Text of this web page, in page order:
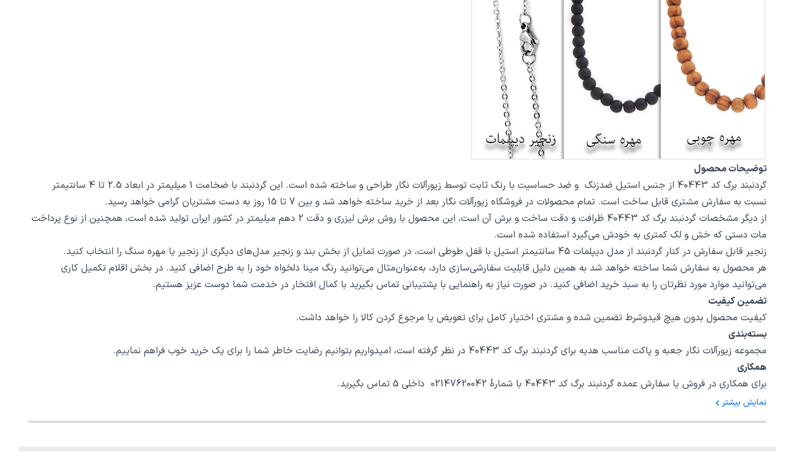
توضیحات محصول
گردنبند برگ کد 40443 از جنس استیل ضدزنگ و ضد حساسیت با رنگ ثابت توسط زیورآلات نگار طراحی و ساخته شده است. این گردنبند با ضخامت 1 میلیمتر در ابعاد 2.5 تا 4 سانتیمتر
نسبت به سفارش مشتری قابل ساخت است. تمام محصولات در فروشگاه زیورآلات نگار بعد از خرید ساخته خواهد شد و بین 7 تا 15 روز به دست مشتریان گرامی خواهد رسید.
از دیگر مشخصات گردنبند برگ کد 40443 ظرافت و دقت ساخت و برش آن است، این محصول با روش برش لیزری و دقت 2 دهم میلیمتر در کشور ایران تولید شده است، همچنین از نوع پرداخت
مات دستی که خش و لک کمتری به خودش می‌گیرد استفاده شده است.
زنجیر قابل سفارش در کنار گردنبند از مدل دیپلمات 45 سانتیمتر استیل با قفل طوطی است، در صورت تمایل از بخش بند و زنجیر مدل‌های دیگری از زنجیر یا مهره سنگ را انتخاب کنید.
هر محصول به سفارش شما ساخته خواهد شد به همین دلیل قابلیت سفارشی‌سازی دارد، به‌عنوان‌مثال می‌توانید رنگ مینا دلخواه خود را به طرح اضافی کنید. در بخش اقلام تکمیل کاری
می‌توانید موارد مورد نظرتان را به سبد خرید اضافی کنید. در صورت نیاز به راهنمایی با پشتیبانی تماس بگیرید با کمال افتخار در خدمت شما دوست عزیز هستیم.
تضمین کیفیت
کیفیت محصول بدون هیچ قیدوشرط تضمین شده و مشتری اختیار کامل برای تعویض یا مرجوع کردن کالا را خواهد داشت.
بسته‌بندی
مجموعه زیورآلات نگار جعبه و پاکت مناسب هدیه برای گردنبند برگ کد 40443 در نظر گرفته است، امیدواریم بتوانیم رضایت خاطر شما را برای یک خرید خوب فراهم نماییم.
همکاری
برای همکاری در فروش یا سفارش عمده گردنبند برگ کد 40443 با شمارهٔ 02147620042 داخلی 5 تماس بگیرید.
نمایش بیشتر